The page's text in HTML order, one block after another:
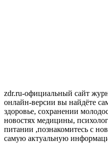
zdr.ru-официальный сайт
онлайн-версии вы найдёте
здоровье, сохранении
новостях медицины,
питании ,познакомитесь с
самую актуальную